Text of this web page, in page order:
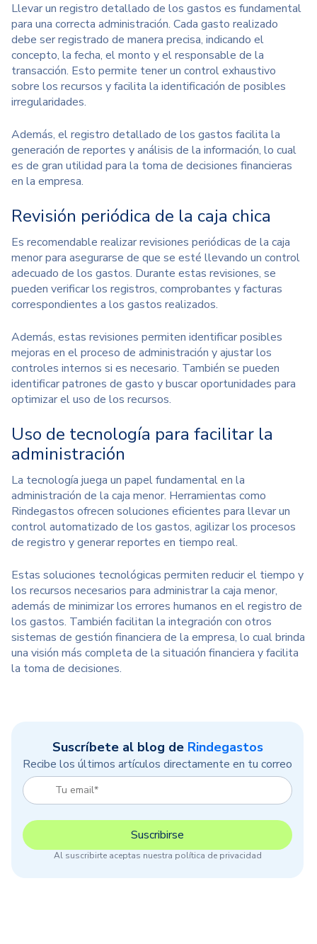
Suscríbete al blog de Rindegastos
Recibe los últimos artículos directamente en tu correo
Al suscribirte aceptas nuestra política de privacidad
Llevar un registro detallado de los gastos es fundamental
para una correcta administración. Cada gasto realizado
debe ser registrado de manera precisa, indicando el
concepto, la fecha, el monto y el responsable de la
transacción. Esto permite tener un control exhaustivo
sobre los recursos y facilita la identificación de posibles
irregularidades.
Además, el registro detallado de los gastos facilita la
generación de reportes y análisis de la información, lo cual
es de gran utilidad para la toma de decisiones financieras
en la empresa.
Revisión periódica de la caja chica
Es recomendable realizar revisiones periódicas de la caja
menor para asegurarse de que se esté llevando un control
adecuado de los gastos. Durante estas revisiones, se
pueden verificar los registros, comprobantes y facturas
correspondientes a los gastos realizados.
Además, estas revisiones permiten identificar posibles
mejoras en el proceso de administración y ajustar los
controles internos si es necesario. También se pueden
identificar patrones de gasto y buscar oportunidades para
optimizar el uso de los recursos.
Uso de tecnología para facilitar la
administración
La tecnología juega un papel fundamental en la
administración de la caja menor. Herramientas como
Rindegastos ofrecen soluciones eficientes para llevar un
control automatizado de los gastos, agilizar los procesos
de registro y generar reportes en tiempo real.
Estas soluciones tecnológicas permiten reducir el tiempo y
los recursos necesarios para administrar la caja menor,
además de minimizar los errores humanos en el registro de
los gastos. También facilitan la integración con otros
sistemas de gestión financiera de la empresa, lo cual brinda
una visión más completa de la situación financiera y facilita
la toma de decisiones.